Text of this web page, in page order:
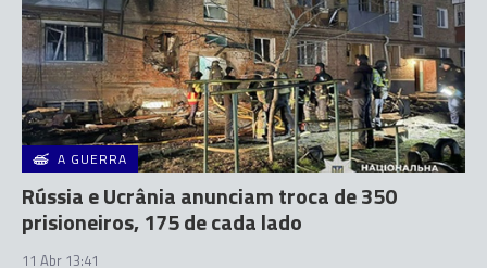
A GUERRA
Rússia e Ucrânia anunciam troca de 350
prisioneiros, 175 de cada lado
11 Abr 13:41